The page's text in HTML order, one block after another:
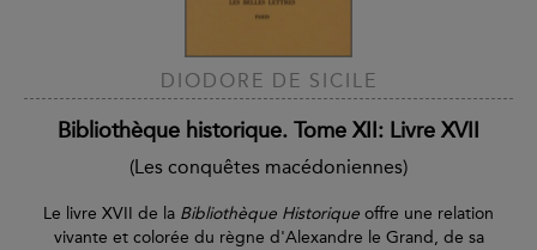
DIODORE DE SICILE
Bibliothèque historique. Tome XII: Livre XVII
(Les conquêtes macédoniennes)
Le livre XVII de la Bibliothèque Historique offre une relation
vivante et colorée du règne d'Alexandre le Grand, de sa